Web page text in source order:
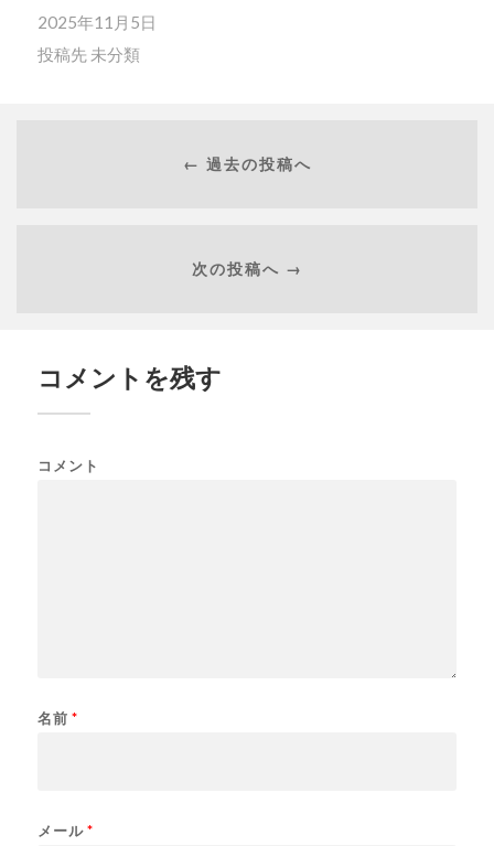
2025年11月5日
投稿先 未分類
← 過去の投稿へ
次の投稿へ →
コメントを残す
コメント
名前 *
メール *